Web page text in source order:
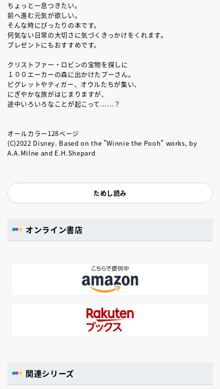
ちょっと一息つきたい。
前へ進む元気が欲しい。
そんな時にぴったりの本です。
何気ない日常の大切さに気づくきっかけをくれます。
プレゼントにもおすすめです。
クリストファー・ロビンの宝物を探しに
１００エーカーの森に出かけたプーさん。
ピグレットやティガー、オウルたちが集い、
にぎやかな旅がはじまりますが、
途中いろいろなことが起こって......？
オールカラー128ページ
(C)2022 Disney. Based on the "Winnie the Pooh" works, by
A.A.Milne and E.H.Shepard
ためし読み
オンライン書店
関連シリーズ